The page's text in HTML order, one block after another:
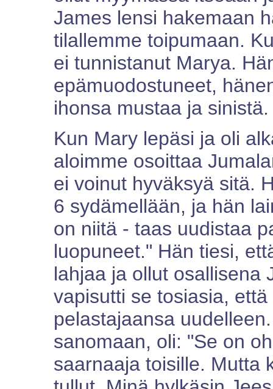
James lensi hakemaan
tilallemme toipumaan.
ei tunnistanut Marya.
epämuodostuneet,
ihonsa mustaa ja sinistä.
Kun Mary lepäsi ja oli
aloimme osoittaa
ei voinut hyväksyä sitä.
6 sydämellään, ja hän
on niitä - taas uudistaa
luopuneet." Hän tiesi,
lahjaa ja ollut osallisena
vapisutti se tosiasia,
pelastajaansa
sanomaan, oli: "Se on
saarnaaja toisille. Mutta